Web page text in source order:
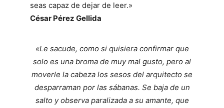
seas capaz de dejar de leer.»
César Pérez Gellida
«Le sacude, como si quisiera confirmar que
solo es una broma de muy mal gusto, pero al
moverle la cabeza los sesos del arquitecto se
desparraman por las sábanas. Se baja de un
salto y observa paralizada a su amante, que